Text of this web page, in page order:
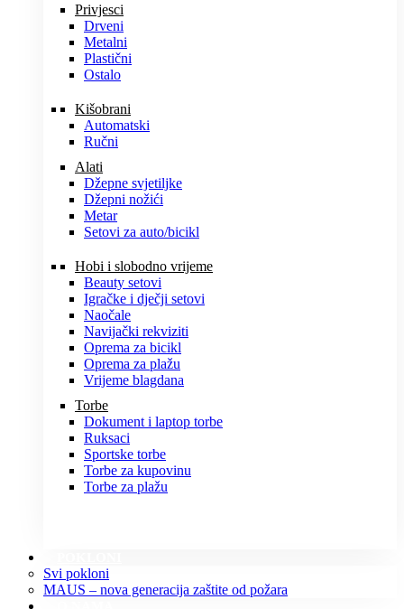
Privjesci
Drveni
Metalni
Plastični
Ostalo
Kišobrani
Automatski
Ručni
Alati
Džepne svjetiljke
Džepni nožići
Metar
Setovi za auto/bicikl
Hobi i slobodno vrijeme
Beauty setovi
Igračke i dječji setovi
Naočale
Navijački rekviziti
Oprema za bicikl
Oprema za plažu
Vrijeme blagdana
Torbe
Dokument i laptop torbe
Ruksaci
Sportske torbe
Torbe za kupovinu
Torbe za plažu
Svi pokloni
MAUS – nova generacija zaštite od požara